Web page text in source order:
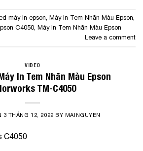
máy in epson, Máy In Tem Nhãn Màu Epson,
C4050, Máy In Tem Nhãn Màu Epson
Leave a comment
VIDEO
In Tem Nhãn Màu Epson
TM-C4050
3 THÁNG 12, 2022 BY MAINGUYEN